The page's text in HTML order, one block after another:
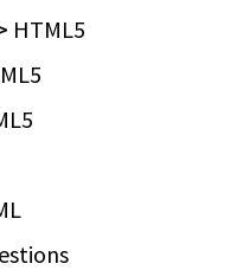
HTML5